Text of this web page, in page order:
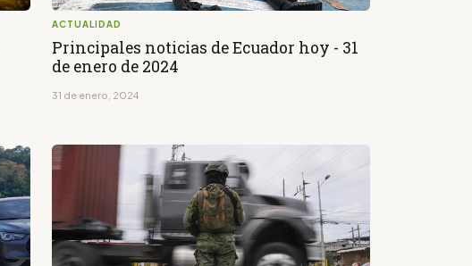
ACTUALIDAD
Principales noticias de Ecuador hoy - 31
de enero de 2024
31 de enero, 2024